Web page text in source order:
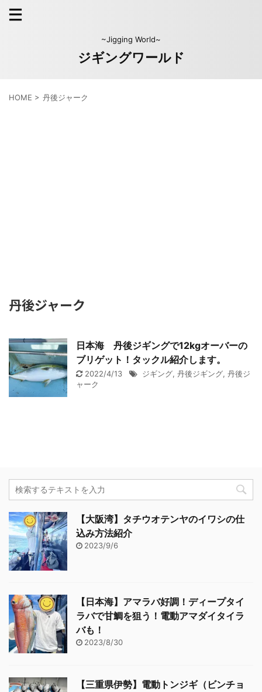
~Jigging World~
ジギングワールド
HOME > 丹後ジャーク
丹後ジャーク
日本海 丹後ジギングで12kgオーバーの
ブリゲット！タックル紹介します。
2022/4/13 ジギング, 丹後ジギング, 丹後ジ
ャーク
【大阪湾】タチウオテンヤのイワシの仕
込み方法紹介
2023/9/6
【日本海】アマラバ好調！ディープタイ
ラバで甘鯛を狙う！電動アマダイタイラ
バも！
2023/8/30
【三重県伊勢】電動トンジギ（ビンチョ